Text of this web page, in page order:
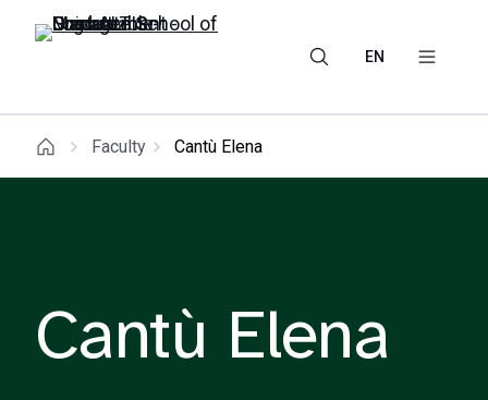
EN
Faculty Cantù Elena
Cantù Elena